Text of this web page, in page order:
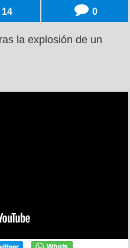
14 0
la explosión de un